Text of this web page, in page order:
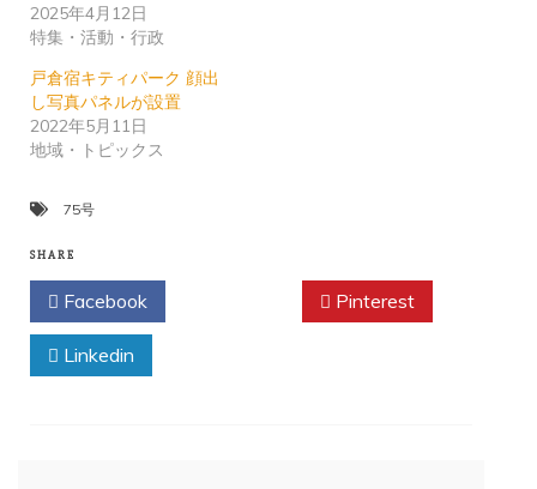
2025年4月12日
特集・活動・行政
戸倉宿キティパーク 顔出
し写真パネルが設置
2022年5月11日
地域・トピックス
75号
SHARE
Facebook Pinterest
Linkedin